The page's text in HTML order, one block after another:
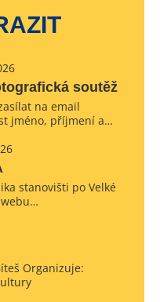
soutěž
na email
jméno, příjmení a…
stanovišti po Velké
Organizuje: